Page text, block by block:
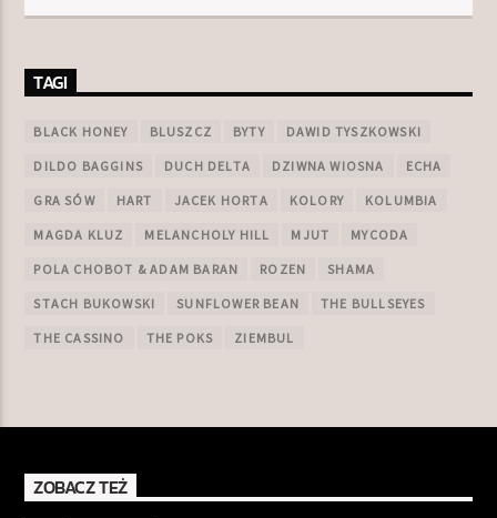
TAGI
BLACK HONEY BLUSZCZ BYTY DAWID TYSZKOWSKI
DILDO BAGGINS DUCH DELTA DZIWNA WIOSNA ECHA
GRA SÓW HART JACEK HORTA KOLORY KOLUMBIA
MAGDA KLUZ MELANCHOLY HILL MJUT MYCODA
POLA CHOBOT & ADAM BARAN ROZEN SHAMA
STACH BUKOWSKI SUNFLOWER BEAN THE BULLSEYES
THE CASSINO THE POKS ZIEMBUL
ZOBACZ TEŻ